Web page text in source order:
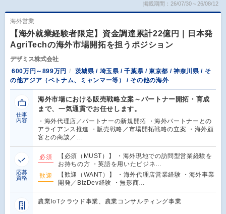
掲載期間：26/07/30～26/08/12
海外営業
【海外就業経験者限定】資金調達累計22億円｜日本発
AgriTechの海外市場開拓を担うポジション
デザミス株式会社
600万円～899万円
茨城県 / 埼玉県 / 千葉県 / 東京都 / 神奈川県 / そ
の他アジア（ベトナム、ミャンマー等） / その他の海外
仕事
内容
海外市場における販売戦略立案～パートナー開拓・育成
まで、一気通貫でお任せします。
・海外代理店／パートナーの新規開拓 ・海外パートナーとの
アライアンス推進 ・販売戦略／市場開拓戦略の立案 ・海外顧
客との商談／…
応募
資格
必須
【必須（MUST）】 ・海外現地での訪問型営業経験を
お持ちの方 ・英語を用いたビジネ…
歓迎
【歓迎（WANT）】 ・海外代理店営業経験 ・海外事業
開発／BizDev経験 ・無形商…
農業IoTクラウド事業、農業コンサルティング事業